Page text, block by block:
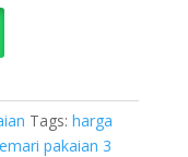
Tags: harga
pakaian 3